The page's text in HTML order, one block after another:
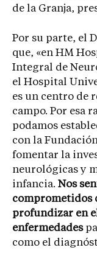
de la Granja,
Por su parte, el
que, «en HM
Integral de
el Hospital
es un centro de
campo. Por esa
podamos
con la
fomentar la
neurológicas y
infancia. Nos
comprometidos
profundizar en
enfermedades
como el